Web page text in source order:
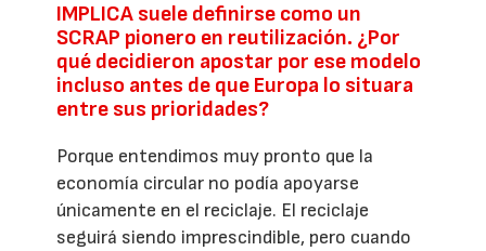
IMPLICA suele definirse como un
SCRAP pionero en reutilización. ¿Por
qué decidieron apostar por ese modelo
incluso antes de que Europa lo situara
entre sus prioridades?
Porque entendimos muy pronto que la
economía circular no podía apoyarse
únicamente en el reciclaje. El reciclaje
seguirá siendo imprescindible, pero cuando